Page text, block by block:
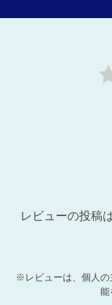
レビューの投稿
※レビューは、個人の
能